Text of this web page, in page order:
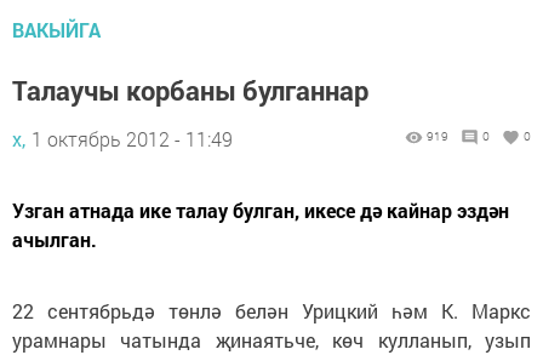
ВАКЫЙГА
Талаучы корбаны булганнар
х, 1 октябрь 2012 - 11:49 919 0 0
Узган атнада ике талау булган, икесе дә кайнар эздән
ачылган.
22 сентябрьдә төнлә белән Урицкий һәм К. Маркс
урамнары чатында җинаятьче, көч кулланып, узып